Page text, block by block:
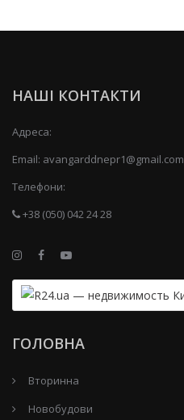
НАШІ КОНТАКТИ
Адреса:
Email: avangarddnepr1@gmail.com
Телефони:
+38 (050) 042 24 28
ГОЛОВНА
Вторинна
Новобудови